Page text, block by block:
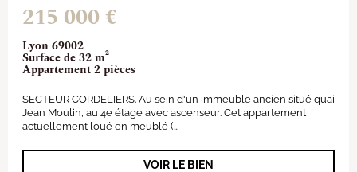
Lyon 69002
Surface de 32 m²
Appartement 2 pièces
215 000 €
SECTEUR CORDELIERS. Au sein d'un immeuble ancien situé quai
Jean Moulin, au 4e étage avec ascenseur. Cet appartement
actuellement loué en meublé (...
VOIR LE BIEN